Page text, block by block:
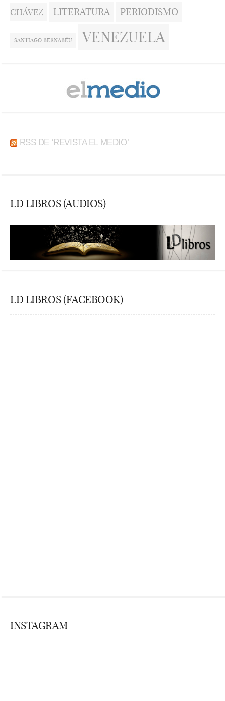
CHÁVEZ LITERATURA PERIODISMO
SANTIAGO BERNABÉU VENEZUELA
RSS DE ‘REVISTA EL MEDIO’
LD LIBROS (AUDIOS)
LD LIBROS (FACEBOOK)
INSTAGRAM